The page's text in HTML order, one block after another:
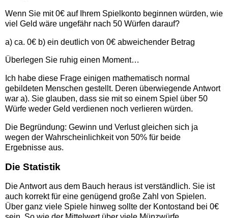
Wenn Sie mit 0€ auf Ihrem Spielkonto beginnen würden, wie
viel Geld wäre ungefähr nach 50 Würfen darauf?
a) ca. 0€ b) ein deutlich von 0€ abweichender Betrag
Überlegen Sie ruhig einen Moment…
Ich habe diese Frage einigen mathematisch normal
gebildeten Menschen gestellt. Deren überwiegende Antwort
war a). Sie glauben, dass sie mit so einem Spiel über 50
Würfe weder Geld verdienen noch verlieren würden.
Die Begründung: Gewinn und Verlust gleichen sich ja
wegen der Wahrscheinlichkeit von 50% für beide
Ergebnisse aus.
Die Statistik
Die Antwort aus dem Bauch heraus ist verständlich. Sie ist
auch korrekt für eine genügend große Zahl von Spielen.
Über ganz viele Spiele hinweg sollte der Kontostand bei 0€